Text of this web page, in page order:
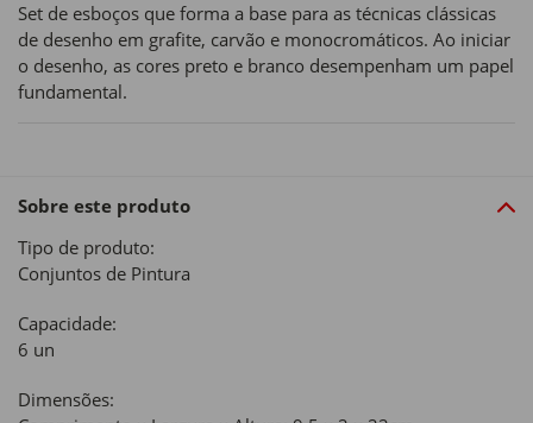
Set de esboços que forma a base para as técnicas clássicas
de desenho em grafite, carvão e monocromáticos. Ao iniciar
o desenho, as cores preto e branco desempenham um papel
fundamental.
Sobre este produto
Tipo de produto:
Conjuntos de Pintura
Capacidade:
6 un
Dimensões: